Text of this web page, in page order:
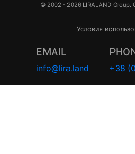
© 2002 - 2026 LIRALAND Group.
Условия
EMAIL
info@lira.land +38